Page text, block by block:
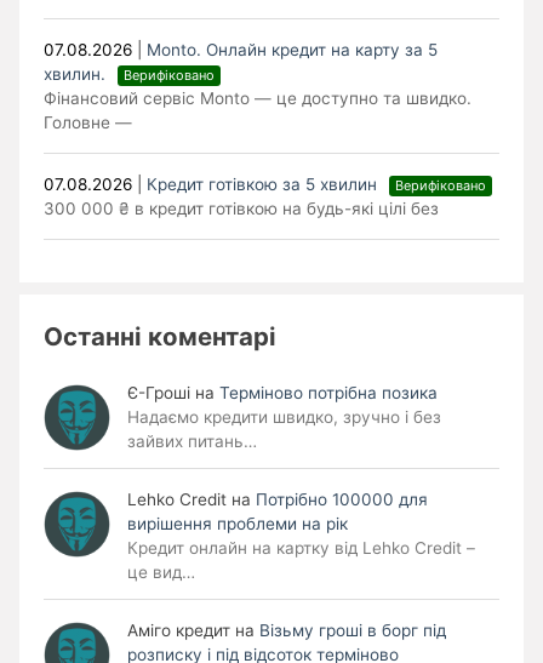
07.08.2026
Monto. Онлайн кредит на карту за 5
хвилин.
Верифіковано
Фінансовий сервіс Monto — це доступно та швидко.
Головне —
07.08.2026 Кредит готівкою за 5 хвилин Верифіковано
300 000 ₴ в кредит готівкою на будь-які цілі без
Останні коментарі
Є-Гроші на Терміново потрібна позика
Надаємо кредити швидко, зручно і без
зайвих питань…
Lehko Сredit на Потрібно 100000 для
вирішення проблеми на рік
Кредит онлайн на картку від Lehko Credit –
це вид…
Аміго кредит на Візьму гроші в борг під
розписку і під відсоток терміново